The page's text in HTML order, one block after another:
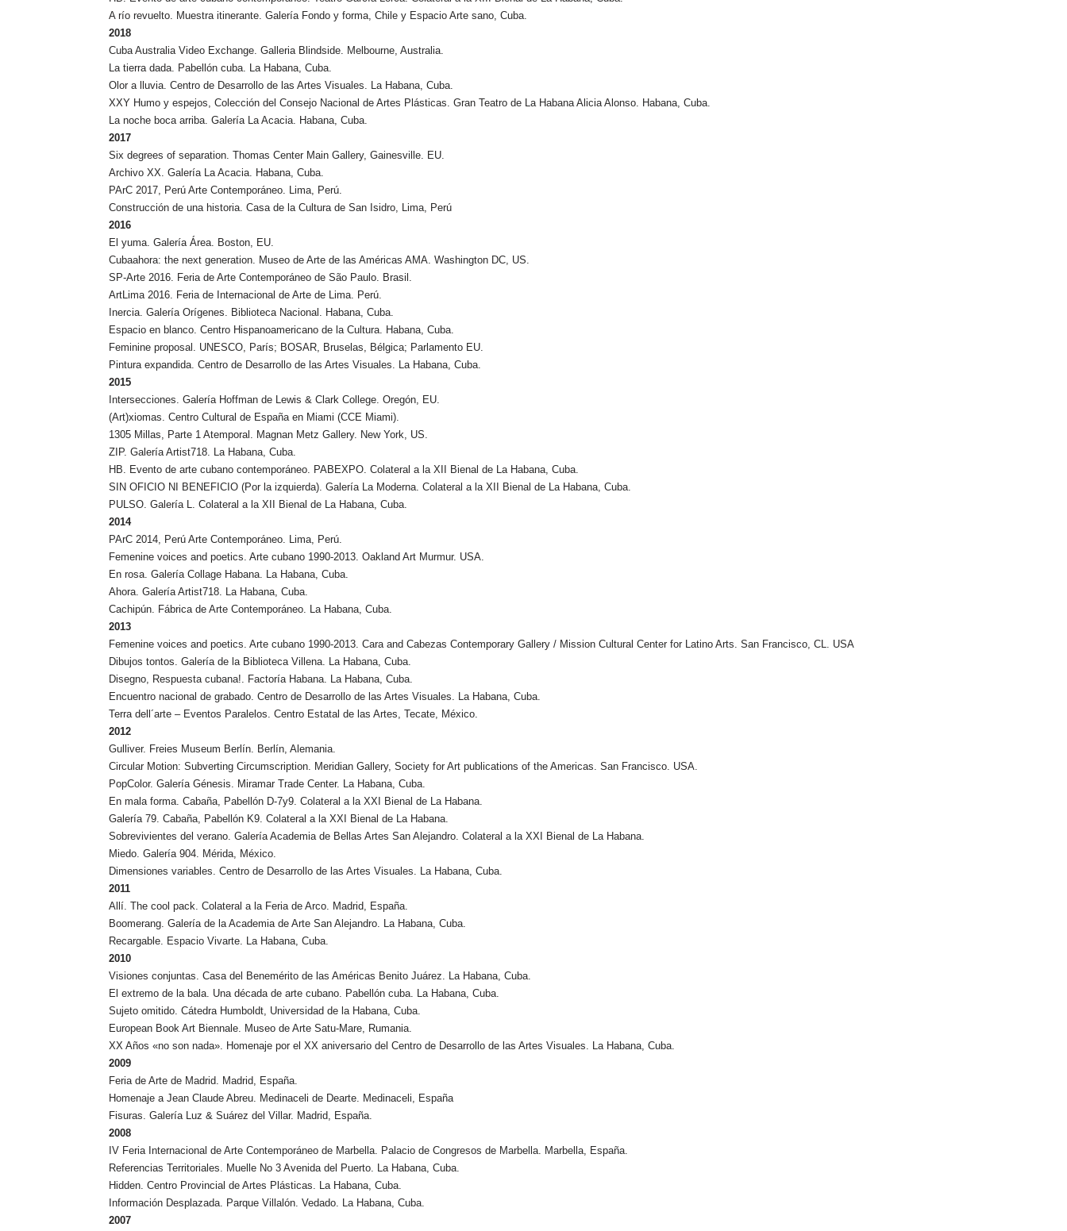
A río revuelto. Muestra itinerante. Galería Fondo y forma, Chile y Espacio Arte sano, Cuba.
2018
Cuba Australia Video Exchange. Galleria Blindside. Melbourne, Australia.
La tierra dada. Pabellón cuba. La Habana, Cuba.
Olor a lluvia. Centro de Desarrollo de las Artes Visuales. La Habana, Cuba.
XXY Humo y espejos, Colección del Consejo Nacional de Artes Plásticas. Gran Teatro de La Habana Alicia Alonso. Habana, Cuba.
La noche boca arriba. Galería La Acacia. Habana, Cuba.
2017
Six degrees of separation. Thomas Center Main Gallery, Gainesville. EU.
Archivo XX. Galería La Acacia. Habana, Cuba.
PArC 2017, Perú Arte Contemporáneo. Lima, Perú.
Construcción de una historia. Casa de la Cultura de San Isidro, Lima, Perú
2016
El yuma. Galería Área. Boston, EU.
Cubaahora: the next generation. Museo de Arte de las Américas AMA. Washington DC, US.
SP-Arte 2016. Feria de Arte Contemporáneo de São Paulo. Brasil.
ArtLima 2016. Feria de Internacional de Arte de Lima. Perú.
Inercia. Galería Orígenes. Biblioteca Nacional. Habana, Cuba.
Espacio en blanco. Centro Hispanoamericano de la Cultura. Habana, Cuba.
Feminine proposal. UNESCO, París; BOSAR, Bruselas, Bélgica; Parlamento EU.
Pintura expandida. Centro de Desarrollo de las Artes Visuales. La Habana, Cuba.
2015
Intersecciones. Galería Hoffman de Lewis & Clark College. Oregón, EU.
(Art)xiomas. Centro Cultural de España en Miami (CCE Miami).
1305 Millas, Parte 1 Atemporal. Magnan Metz Gallery. New York, US.
ZIP. Galería Artist718. La Habana, Cuba.
HB. Evento de arte cubano contemporáneo. PABEXPO. Colateral a la XII Bienal de La Habana, Cuba.
SIN OFICIO NI BENEFICIO (Por la izquierda). Galería La Moderna. Colateral a la XII Bienal de La Habana, Cuba.
PULSO. Galería L. Colateral a la XII Bienal de La Habana, Cuba.
2014
PArC 2014, Perú Arte Contemporáneo. Lima, Perú.
Femenine voices and poetics. Arte cubano 1990-2013. Oakland Art Murmur. USA.
En rosa. Galería Collage Habana. La Habana, Cuba.
Ahora. Galería Artist718. La Habana, Cuba.
Cachipún. Fábrica de Arte Contemporáneo. La Habana, Cuba.
2013
Femenine voices and poetics. Arte cubano 1990-2013. Cara and Cabezas Contemporary Gallery / Mission Cultural Center for Latino Arts. San Francisco, CL. USA
Dibujos tontos. Galería de la Biblioteca Villena. La Habana, Cuba.
Disegno, Respuesta cubana!. Factoría Habana. La Habana, Cuba.
Encuentro nacional de grabado. Centro de Desarrollo de las Artes Visuales. La Habana, Cuba.
Terra dell´arte – Eventos Paralelos. Centro Estatal de las Artes, Tecate, México.
2012
Gulliver. Freies Museum Berlín. Berlín, Alemania.
Circular Motion: Subverting Circumscription. Meridian Gallery, Society for Art publications of the Americas. San Francisco. USA.
PopColor. Galería Génesis. Miramar Trade Center. La Habana, Cuba.
En mala forma. Cabaña, Pabellón D-7y9. Colateral a la XXI Bienal de La Habana.
Galería 79. Cabaña, Pabellón K9. Colateral a la XXI Bienal de La Habana.
Sobrevivientes del verano. Galería Academia de Bellas Artes San Alejandro. Colateral a la XXI Bienal de La Habana.
Miedo. Galería 904. Mérida, México.
Dimensiones variables. Centro de Desarrollo de las Artes Visuales. La Habana, Cuba.
2011
Allí. The cool pack. Colateral a la Feria de Arco. Madrid, España.
Boomerang. Galería de la Academia de Arte San Alejandro. La Habana, Cuba.
Recargable. Espacio Vivarte. La Habana, Cuba.
2010
Visiones conjuntas. Casa del Benemérito de las Américas Benito Juárez. La Habana, Cuba.
El extremo de la bala. Una década de arte cubano. Pabellón cuba. La Habana, Cuba.
Sujeto omitido. Cátedra Humboldt, Universidad de la Habana, Cuba.
European Book Art Biennale. Museo de Arte Satu-Mare, Rumania.
XX Años «no son nada». Homenaje por el XX aniversario del Centro de Desarrollo de las Artes Visuales. La Habana, Cuba.
2009
Feria de Arte de Madrid. Madrid, España.
Homenaje a Jean Claude Abreu. Medinaceli de Dearte. Medinaceli, España
Fisuras. Galería Luz & Suárez del Villar. Madrid, España.
2008
IV Feria Internacional de Arte Contemporáneo de Marbella. Palacio de Congresos de Marbella. Marbella, España.
Referencias Territoriales. Muelle No 3 Avenida del Puerto. La Habana, Cuba.
Hidden. Centro Provincial de Artes Plásticas. La Habana, Cuba.
Información Desplazada. Parque Villalón. Vedado. La Habana, Cuba.
2007